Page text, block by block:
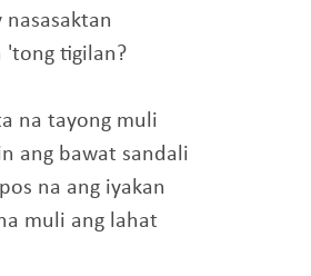
'tong tigilan?
na tayong muli
ang bawat sandali
na ang iyakan
muli ang lahat